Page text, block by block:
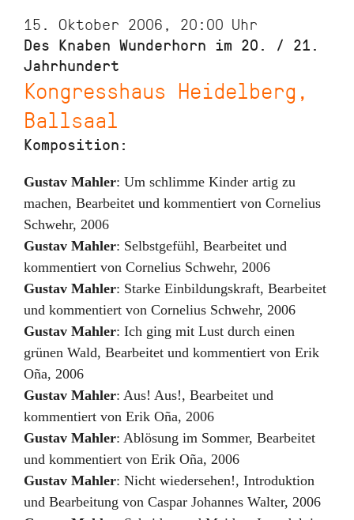
15. Oktober 2006, 20:00 Uhr
Des Knaben Wunderhorn im 20. / 21.
Jahrhundert
Kongresshaus Heidelberg,
Ballsaal
Komposition:
Gustav Mahler: Um schlimme Kinder artig zu
machen, Bearbeitet und kommentiert von Cornelius
Schwehr, 2006
Gustav Mahler: Selbstgefühl, Bearbeitet und
kommentiert von Cornelius Schwehr, 2006
Gustav Mahler: Starke Einbildungskraft, Bearbeitet
und kommentiert von Cornelius Schwehr, 2006
Gustav Mahler: Ich ging mit Lust durch einen
grünen Wald, Bearbeitet und kommentiert von Erik
Oña, 2006
Gustav Mahler: Aus! Aus!, Bearbeitet und
kommentiert von Erik Oña, 2006
Gustav Mahler: Ablösung im Sommer, Bearbeitet
und kommentiert von Erik Oña, 2006
Gustav Mahler: Nicht wiedersehen!, Introduktion
und Bearbeitung von Caspar Johannes Walter, 2006